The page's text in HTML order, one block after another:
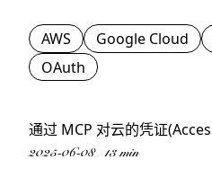
AWS Google Cloud
OAuth
通过 MCP 对云的凭证
2025-06-08 13 min